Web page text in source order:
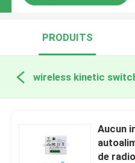
PRODUITS
wireless kinetic
Aucun
de